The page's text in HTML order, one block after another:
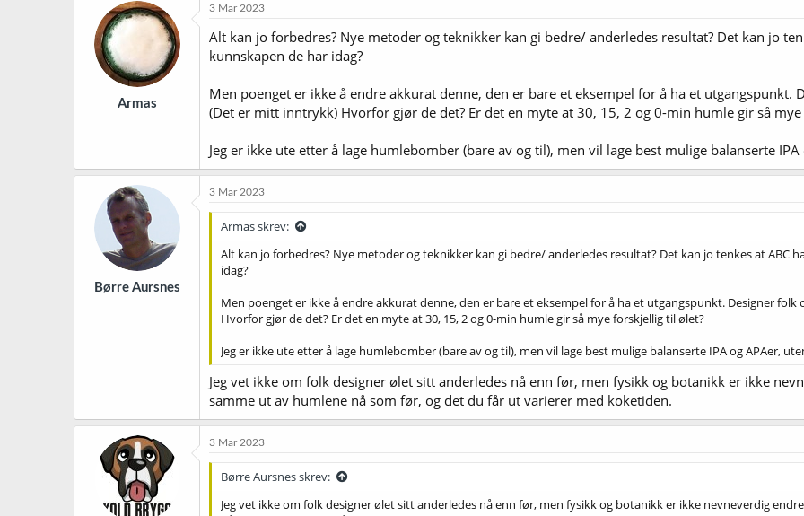
Armas
3 Mar 2023
Alt kan jo forbedres? Nye metoder og teknikker kan gi bedre/ anderledes resultat? Det kan jo
kunnskapen de har idag?
Men poenget er ikke å endre akkurat denne, den er bare et eksempel for å ha et utgangspunkt.
(Det er mitt inntrykk) Hvorfor gjør de det? Er det en myte at 30, 15, 2 og 0-min humle gir så
Jeg er ikke ute etter å lage humlebomber (bare av og til), men vil lage best mulige balanserte
Børre Aursnes
3 Mar 2023
Armas skrev:
Alt kan jo forbedres? Nye metoder og teknikker kan gi bedre/ anderledes resultat? Det kan jo tenkes at ABC
idag?
Men poenget er ikke å endre akkurat denne, den er bare et eksempel for å ha et utgangspunkt. Designer
Hvorfor gjør de det? Er det en myte at 30, 15, 2 og 0-min humle gir så mye forskjellig til ølet?
Jeg er ikke ute etter å lage humlebomber (bare av og til), men vil lage best mulige balanserte IPA og APAer,
Jeg vet ikke om folk designer ølet sitt anderledes nå enn før, men fysikk og botanikk er ikke
samme ut av humlene nå som før, og det du får ut varierer med koketiden.
3 Mar 2023
Børre Aursnes skrev:
Jeg vet ikke om folk designer ølet sitt anderledes nå enn før, men fysikk og botanikk er ikke nevneverdig